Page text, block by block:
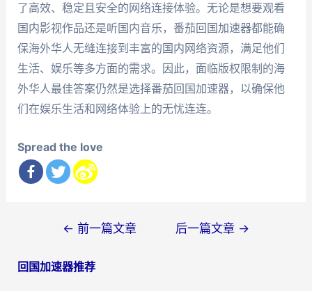
了高效、稳定且安全的网络连接体验。无论是想要观看
国内影视作品还是听国内音乐，番茄回国加速器都能确
保海外华人无缝连接到丰富的国内网络资源，满足他们
生活、娱乐等多方面的需求。因此，面临版权限制的海
外华人最佳答案仍然是选择番茄回国加速器，以确保他
们在娱乐生活和网络体验上的无忧连连。
Spread the love
导
← 前一篇文章 后一篇文章 →
回国加速器推荐